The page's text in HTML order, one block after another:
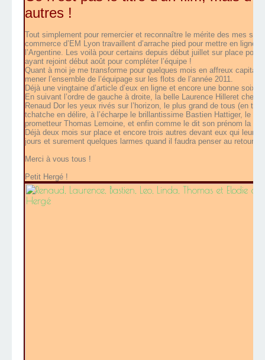
autres !
Tout simplement pour remercier et reconnaître le mérite des mes
commerce d’EM Lyon travaillent d’arrache pied pour mettre en ligne
l’Argentine. Les voilà pour certains depuis début juillet sur place
ayant rejoint début août pour compléter l’équipe !
Quant à moi je me transforme pour quelques mois en affreux
mener l’ensemble de l’équipage sur les flots de l’année 2011.
Déjà une vingtaine d’article d’eux en ligne et encore une bonne
En suivant l’ordre de gauche à droite, la belle Laurence Hilleret
Renaud Dor les yeux rivés sur l’horizon, le plus grand de tous (en
tchatche en délire, à l’écharpe le brillantissime Bastien Hattiger, le
prometteur Thomas Lemoine, et enfin comme le dit son prénom la
Déjà deux mois sur place et encore trois autres devant eux qui leur
jours et surement quelques larmes quand il faudra penser au retour !
Merci à vous tous !
Petit Hergé !